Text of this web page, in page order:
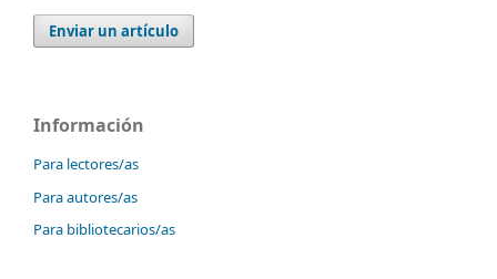
Enviar un artículo
Información
Para lectores/as
Para autores/as
Para bibliotecarios/as